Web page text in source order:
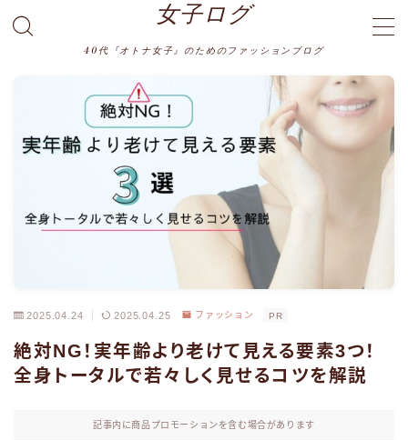
女子ログ
40代『オトナ女子』のためのファッションブログ
プライバシーポリシー
利用規約／特定商取引法に基づく表記
運営者情報
2025.04.24 2025.04.25 ファッション PR
絶対NG！実年齢より老けて見える要素3つ！
全身トータルで若々しく見せるコツを解説
記事内に商品プロモーションを含む場合があります